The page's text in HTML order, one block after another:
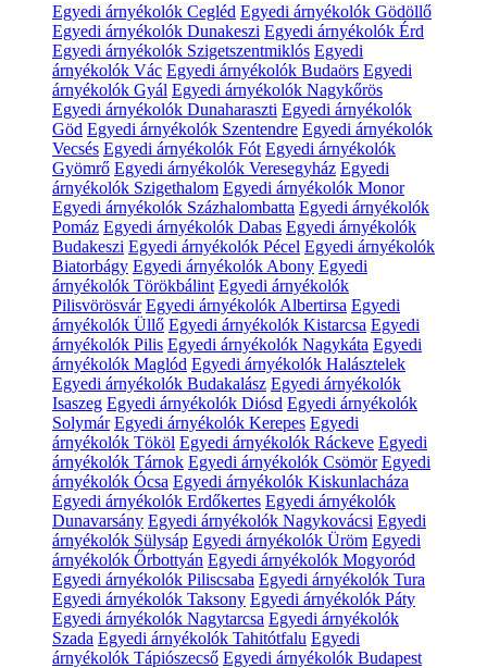
Egyedi árnyékolók Cegléd Egyedi árnyékolók Gödöllő
Egyedi árnyékolók Dunakeszi Egyedi árnyékolók Érd
Egyedi árnyékolók Szigetszentmiklós Egyedi
árnyékolók Vác Egyedi árnyékolók Budaörs Egyedi
árnyékolók Gyál Egyedi árnyékolók Nagykőrös
Egyedi árnyékolók Dunaharaszti Egyedi árnyékolók
Göd Egyedi árnyékolók Szentendre Egyedi árnyékolók
Vecsés Egyedi árnyékolók Fót Egyedi árnyékolók
Gyömrő Egyedi árnyékolók Veresegyház Egyedi
árnyékolók Szigethalom Egyedi árnyékolók Monor
Egyedi árnyékolók Százhalombatta Egyedi árnyékolók
Pomáz Egyedi árnyékolók Dabas Egyedi árnyékolók
Budakeszi Egyedi árnyékolók Pécel Egyedi árnyékolók
Biatorbágy Egyedi árnyékolók Abony Egyedi
árnyékolók Törökbálint Egyedi árnyékolók
Pilisvörösvár Egyedi árnyékolók Albertirsa Egyedi
árnyékolók Üllő Egyedi árnyékolók Kistarcsa Egyedi
árnyékolók Pilis Egyedi árnyékolók Nagykáta Egyedi
árnyékolók Maglód Egyedi árnyékolók Halásztelek
Egyedi árnyékolók Budakalász Egyedi árnyékolók
Isaszeg Egyedi árnyékolók Diósd Egyedi árnyékolók
Solymár Egyedi árnyékolók Kerepes Egyedi
árnyékolók Tököl Egyedi árnyékolók Ráckeve Egyedi
árnyékolók Tárnok Egyedi árnyékolók Csömör Egyedi
árnyékolók Ócsa Egyedi árnyékolók Kiskunlacháza
Egyedi árnyékolók Erdőkertes Egyedi árnyékolók
Dunavarsány Egyedi árnyékolók Nagykovácsi Egyedi
árnyékolók Sülysáp Egyedi árnyékolók Üröm Egyedi
árnyékolók Őrbottyán Egyedi árnyékolók Mogyoród
Egyedi árnyékolók Piliscsaba Egyedi árnyékolók Tura
Egyedi árnyékolók Taksony Egyedi árnyékolók Páty
Egyedi árnyékolók Nagytarcsa Egyedi árnyékolók
Szada Egyedi árnyékolók Tahitótfalu Egyedi
árnyékolók Tápiószecső Egyedi árnyékolók Budapest